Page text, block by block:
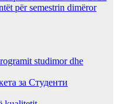
për semestrin dimëror
studimor dhe
за Студенти